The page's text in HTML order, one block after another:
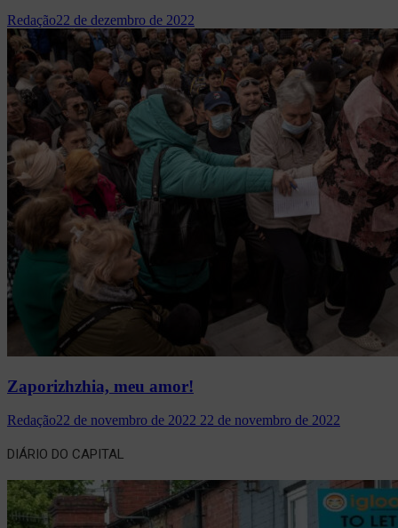
Redação22 de dezembro de 2022
Zaporizhzhia, meu amor!
Redação22 de novembro de 2022 22 de novembro de 2022
DIÁRIO DO CAPITAL